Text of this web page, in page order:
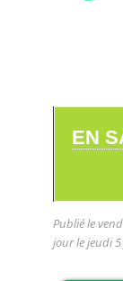
EN
Publié le
jour lejeudi